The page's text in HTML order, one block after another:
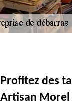
Profitez des
Artisan Morel